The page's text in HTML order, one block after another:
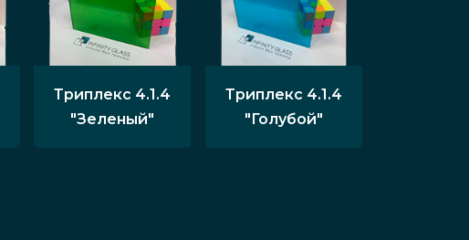
Триплекс 4.1.4
"Зеленый"
Триплекс 4.1.4
"Голубой"